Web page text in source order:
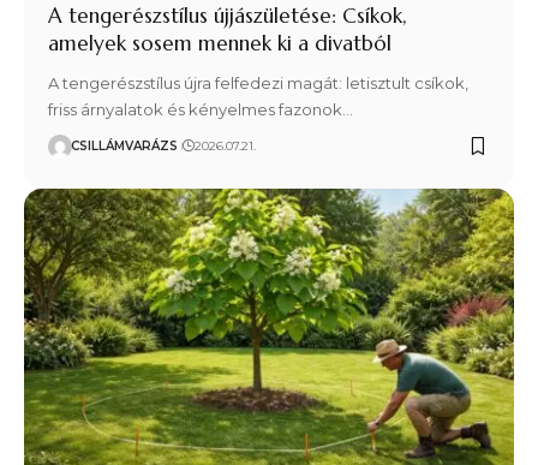
A tengerészstílus újjászületése: Csíkok,
amelyek sosem mennek ki a divatból
A tengerészstílus újra felfedezi magát: letisztult csíkok,
friss árnyalatok és kényelmes fazonok…
CSILLÁMVARÁZS 2026.07.21.